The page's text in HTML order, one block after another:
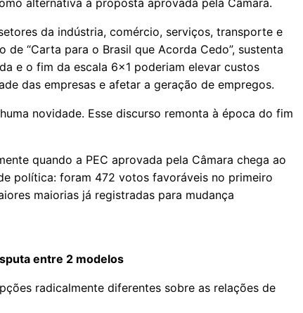
alternativa à proposta aprovada pela Câmara.
da indústria, comércio, serviços, transporte e
“Carta para o Brasil que Acorda Cedo”, sustenta
e o fim da escala 6x1 poderiam elevar custos
das empresas e afetar a geração de empregos.
novidade. Esse discurso remonta à época do fim
quando a PEC aprovada pela Câmara chega ao
política: foram 472 votos favoráveis no primeiro
maiorias já registradas para mudança
entre 2 modelos
radicalmente diferentes sobre as relações de